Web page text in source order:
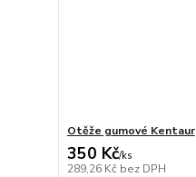
Otěže gumové Kentaur
350 Kč/ks
289,26 Kč bez DPH